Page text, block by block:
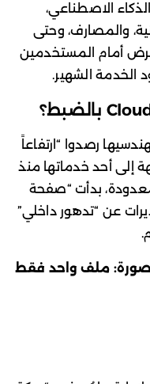
الاصطناعي،
والمصارف، وحتى
أمام المستخدمين
الخدمة الشهير.
رصدوا “ارتفاعاً
إلى أحد خدماتها منذ
بدأت “صفحة
عن “تدهور داخلي”
ملف واحد فقط